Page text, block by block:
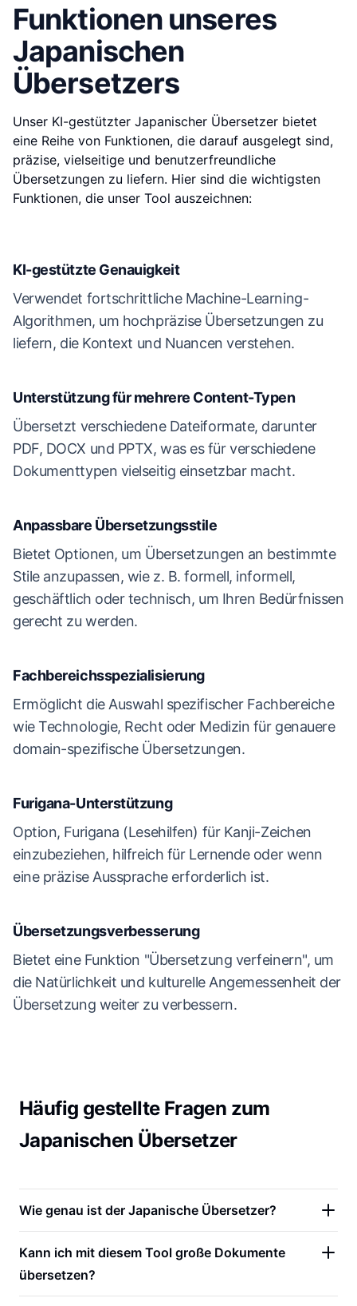
Funktionen unseres
Japanischen
Übersetzers
Unser KI-gestützter Japanischer Übersetzer bietet
eine Reihe von Funktionen, die darauf ausgelegt sind,
präzise, vielseitige und benutzerfreundliche
Übersetzungen zu liefern. Hier sind die wichtigsten
Funktionen, die unser Tool auszeichnen:
KI-gestützte Genauigkeit
Verwendet fortschrittliche Machine-Learning-
Algorithmen, um hochpräzise Übersetzungen zu
liefern, die Kontext und Nuancen verstehen.
Unterstützung für mehrere Content-Typen
Übersetzt verschiedene Dateiformate, darunter
PDF, DOCX und PPTX, was es für verschiedene
Dokumenttypen vielseitig einsetzbar macht.
Anpassbare Übersetzungsstile
Bietet Optionen, um Übersetzungen an bestimmte
Stile anzupassen, wie z. B. formell, informell,
geschäftlich oder technisch, um Ihren Bedürfnissen
gerecht zu werden.
Fachbereichsspezialisierung
Ermöglicht die Auswahl spezifischer Fachbereiche
wie Technologie, Recht oder Medizin für genauere
domain-spezifische Übersetzungen.
Furigana-Unterstützung
Option, Furigana (Lesehilfen) für Kanji-Zeichen
einzubeziehen, hilfreich für Lernende oder wenn
eine präzise Aussprache erforderlich ist.
Übersetzungsverbesserung
Bietet eine Funktion "Übersetzung verfeinern", um
die Natürlichkeit und kulturelle Angemessenheit der
Übersetzung weiter zu verbessern.
Häufig gestellte Fragen zum
Japanischen Übersetzer
Wie genau ist der Japanische Übersetzer?
Kann ich mit diesem Tool große Dokumente
übersetzen?